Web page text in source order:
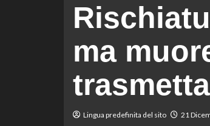
ma
Lingua predefinita del sito 21